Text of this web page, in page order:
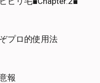
プロ的使用法
報